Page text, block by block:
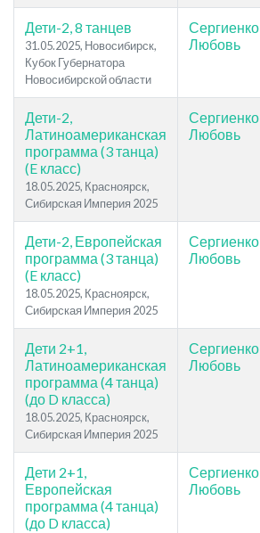
Дети-2, 8 танцев
31.05.2025, Новосибирск,
Кубок Губернатора
Новосибирской области
Сергиенко
Любовь
Дети-2,
Латиноамериканская
программа (3 танца)
(E класс)
18.05.2025, Красноярск,
Сибирская Империя 2025
Сергиенко
Любовь
Дети-2, Европейская
программа (3 танца)
(E класс)
18.05.2025, Красноярск,
Сибирская Империя 2025
Сергиенко
Любовь
Дети 2+1,
Латиноамериканская
программа (4 танца)
(до D класса)
18.05.2025, Красноярск,
Сибирская Империя 2025
Сергиенко
Любовь
Дети 2+1,
Европейская
программа (4 танца)
(до D класса)
Сергиенко
Любовь